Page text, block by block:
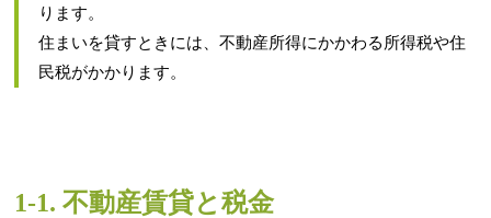
ります。
住まいを貸すときには、不動産所得にかかわる所得税や住
民税がかかります。
1-1. 不動産賃貸と税金